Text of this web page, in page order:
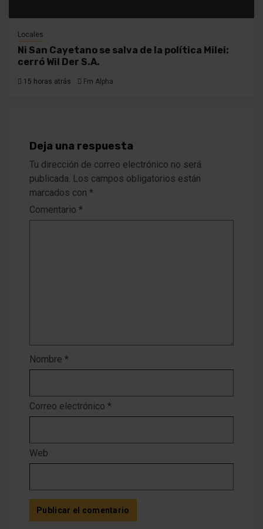
Locales
Ni San Cayetano se salva de la política Milei:
cerró Wil Der S.A.
15 horas atrás Fm Alpha
Deja una respuesta
Tu dirección de correo electrónico no será
publicada. Los campos obligatorios están
marcados con *
Comentario *
Nombre *
Correo electrónico *
Web